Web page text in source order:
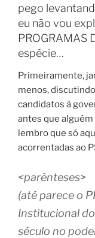
pego
eu não vou
PROGRAMAS
espécie…
Primeiramente,
menos,
candidatos à
antes que
lembro que só
acorrentadas ao
<parênteses>
(até parece o
Institucional
século no